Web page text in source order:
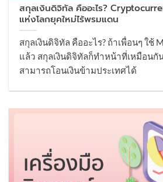
สกุลเงินดิจิทัล คืออะไร?
แห่งโลกยุคใหม่ไร้พรมแดน
สกุลเงินดิจิทัล คืออะไร? ถ้าเพื่อนๆ ใช้
แล้ว สกุลเงินดิจิทัลก็ทำหน้าที่เหมือน
สามารถโอนเงินข้ามประเทศได้